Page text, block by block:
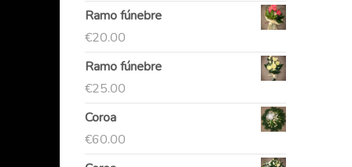
Ramo fúnebre
€20.00
Ramo fúnebre
€25.00
Coroa
€60.00